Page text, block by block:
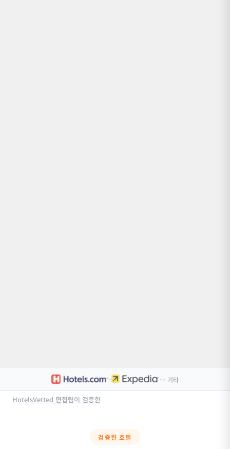
· ·+ 기타
HotelsVetted 편집팀이 검증한
검증된 호텔